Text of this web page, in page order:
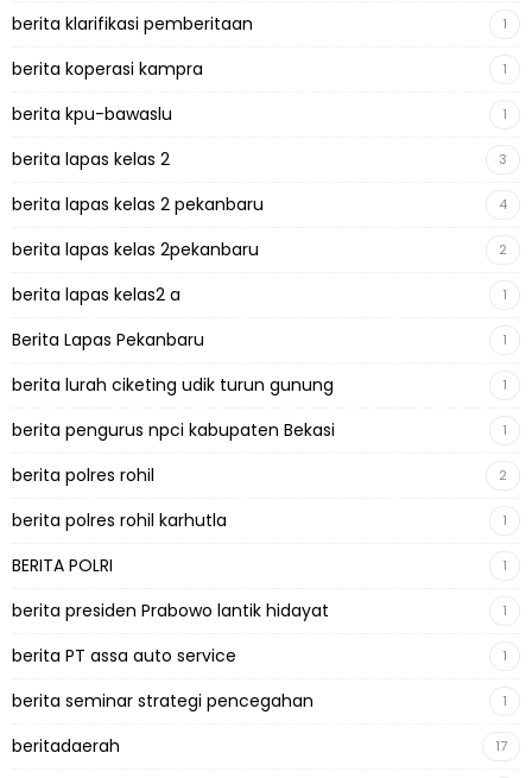
berita klarifikasi pemberitaan 1
berita koperasi kampra 1
berita kpu-bawaslu 1
berita lapas kelas 2 3
berita lapas kelas 2 pekanbaru 4
berita lapas kelas 2pekanbaru 2
berita lapas kelas2 a 1
Berita Lapas Pekanbaru 1
berita lurah ciketing udik turun gunung 1
berita pengurus npci kabupaten Bekasi 1
berita polres rohil 2
berita polres rohil karhutla 1
BERITA POLRI 1
berita presiden Prabowo lantik hidayat 1
berita PT assa auto service 1
berita seminar strategi pencegahan 1
beritadaerah 17